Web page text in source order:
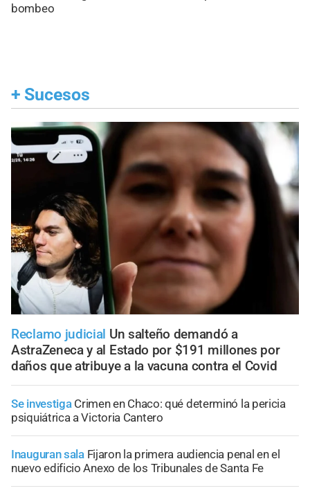
bombeo
+ Sucesos
Reclamo judicial Un salteño demandó a
AstraZeneca y al Estado por $191 millones por
daños que atribuye a la vacuna contra el Covid
Se investiga Crimen en Chaco: qué determinó la pericia
psiquiátrica a Victoria Cantero
Inauguran sala Fijaron la primera audiencia penal en el
nuevo edificio Anexo de los Tribunales de Santa Fe